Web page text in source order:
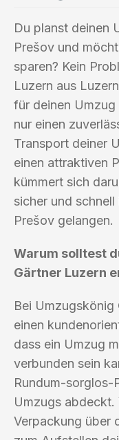
Du planst deinen
Prešov und
sparen? Kein
Luzern aus
für deinen
nur einen
Transport deiner
einen attraktiven
kümmert sich
sicher und schnell
Prešov gelangen.
Warum solltest
Gärtner Luzern
Bei Umzugskönig
einen
dass ein Umzug
verbunden sein
Rundum-sorglos-
Umzugs abdeckt.
Verpackung über